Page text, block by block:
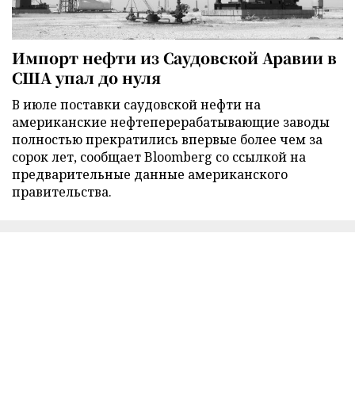
Импорт нефти из Саудовской Аравии в
США упал до нуля
В июле поставки саудовской нефти на
американские нефтеперерабатывающие заводы
полностью прекратились впервые более чем за
сорок лет, сообщает Bloomberg со ссылкой на
предварительные данные американского
правительства.